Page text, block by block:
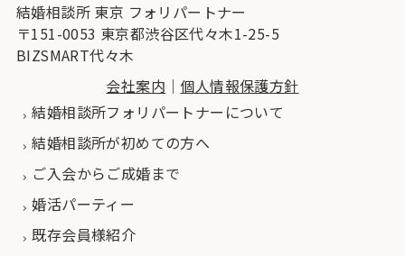
結婚相談所 東京 フォリパートナー
〒151-0053 東京都渋谷区代々木1-25-5
BIZSMART代々木
会社案内 ｜ 個人情報保護方針
結婚相談所フォリパートナーについて
結婚相談所が初めての方へ
ご入会からご成婚まで
婚活パーティー
既存会員様紹介